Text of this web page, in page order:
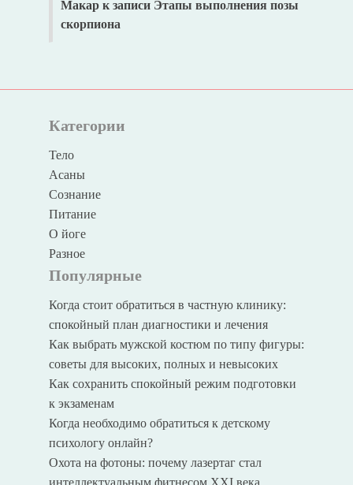
Макарк записи Этапы выполнения позы
скорпиона
Категории
Тело
Асаны
Сознание
Питание
О йоге
Разное
Популярные
Когда стоит обратиться в частную клинику:
спокойный план диагностики и лечения
Как выбрать мужской костюм по типу фигуры:
советы для высоких, полных и невысоких
Как сохранить спокойный режим подготовки
к экзаменам
Когда необходимо обратиться к детскому
психологу онлайн?
Охота на фотоны: почему лазертаг стал